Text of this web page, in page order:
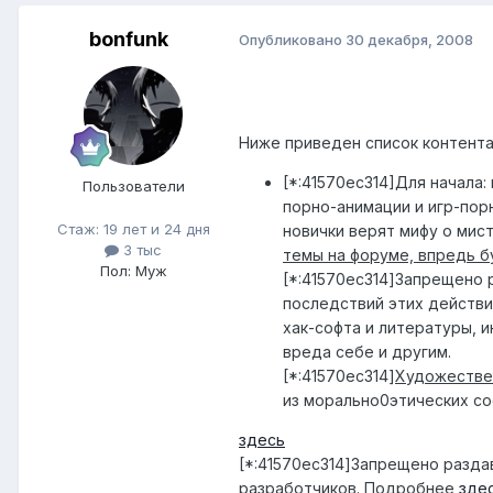
bonfunk
Пользователи
Стаж: 19 лет и 24 дня
3 тыс
Пол: Муж
Опубликовано 30 декабря, 2008
Ниже приведен список
[*:41570ec314]Для
порно-анимации и игр-
новички верят мифу о
темы на форуме, впредь
[*:41570ec314]Запрещено
последствий этих
хак-софта и литературы,
вреда себе и другим.
[*:41570ec314]
из морально0этических
здесь
[*:41570ec314]Запрещено
разработчиков. Подробнее